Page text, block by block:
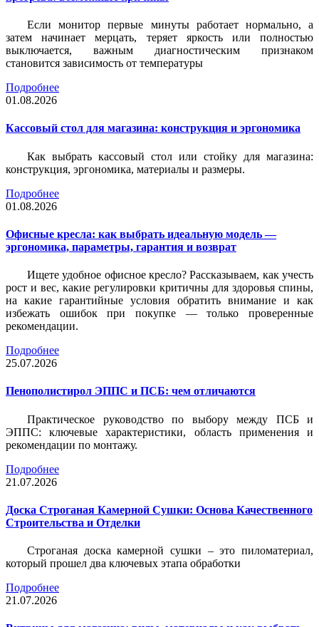
Если монитор первые минуты работает нормально, а
затем начинает мерцать, теряет яркость или полностью
выключается, важным диагностическим признаком
становится зависимость от температуры
Подробнее
01.08.2026
Кассовый стол для магазина: конструкция и эргономика
Как выбрать кассовый стол или стойку для магазина:
конструкция, эргономика, материалы и размеры.
Подробнее
01.08.2026
Офисные кресла: как выбрать идеальную модель —
эргономика, параметры, гарантия и возврат
Ищете удобное офисное кресло? Рассказываем, как учесть
рост и вес, какие регулировки критичны для здоровья спины,
на какие гарантийные условия обратить внимание и как
избежать ошибок при покупке — только проверенные
рекомендации.
Подробнее
25.07.2026
Пенополистирол ЭППС и ПСБ: чем отличаются
Практическое руководство по выбору между ПСБ и
ЭППС: ключевые характеристики, область применения и
рекомендации по монтажу.
Подробнее
21.07.2026
Доска Строганая Камерной Сушки: Основа Качественного
Строительства и Отделки
Строганая доска камерной сушки – это пиломатериал,
который прошел два ключевых этапа обработки
Подробнее
21.07.2026